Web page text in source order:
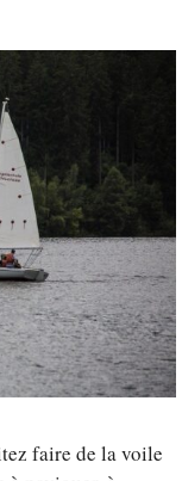
faire de la voile